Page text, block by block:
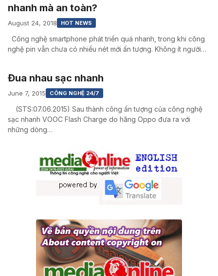
nhanh mà an toàn?
August 24, 2018 HOT NEWS
Công nghệ smartphone phát triển quá nhanh, trong khi công
nghệ pin vẫn chưa có nhiều nét mới ấn tượng. Không ít người…
Đua nhau sạc nhanh
June 7, 2015 CÔNG NGHỆ 24/7
(STS:07.06.2015) Sau thành công ấn tượng của công nghệ
sạc nhanh VOOC Flash Charge do hãng Oppo đưa ra với
những dòng…